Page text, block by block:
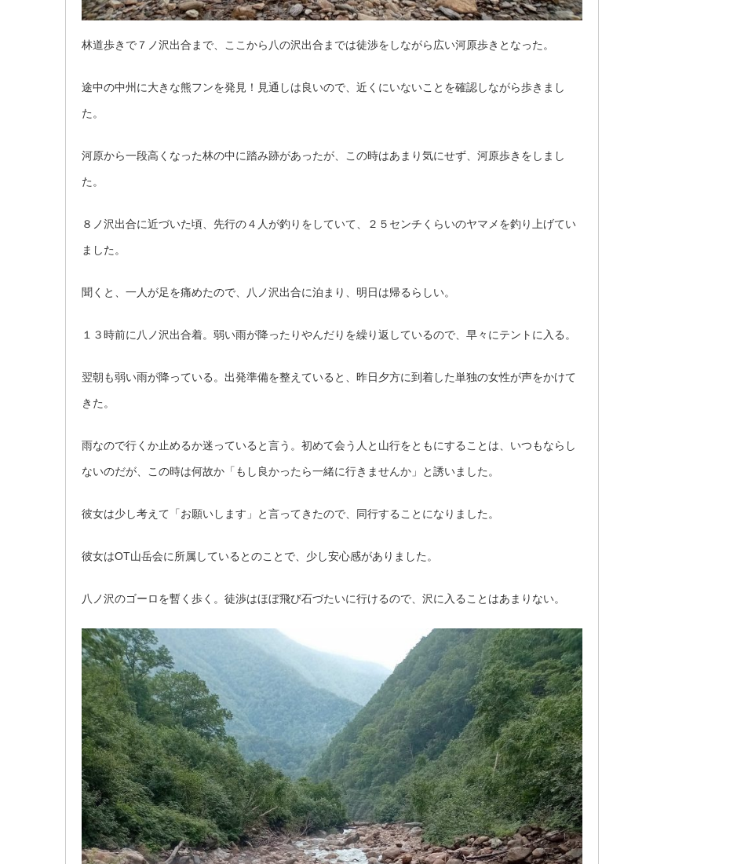
林道歩きで７ノ沢出合まで、ここから八の沢出合までは徒渉をしながら広い河原歩きとなった。
途中の中州に大きな熊フンを発見！見通しは良いので、近くにいないことを確認しながら歩きまし
た。
河原から一段高くなった林の中に踏み跡があったが、この時はあまり気にせず、河原歩きをしまし
た。
８ノ沢出合に近づいた頃、先行の４人が釣りをしていて、２５センチくらいのヤマメを釣り上げてい
ました。
聞くと、一人が足を痛めたので、八ノ沢出合に泊まり、明日は帰るらしい。
１３時前に八ノ沢出合着。弱い雨が降ったりやんだりを繰り返しているので、早々にテントに入る。
翌朝も弱い雨が降っている。出発準備を整えていると、昨日夕方に到着した単独の女性が声をかけて
きた。
雨なので行くか止めるか迷っていると言う。初めて会う人と山行をともにすることは、いつもならし
ないのだが、この時は何故か「もし良かったら一緒に行きませんか」と誘いました。
彼女は少し考えて「お願いします」と言ってきたので、同行することになりました。
彼女はOT山岳会に所属しているとのことで、少し安心感がありました。
八ノ沢のゴーロを暫く歩く。徒渉はほぼ飛び石づたいに行けるので、沢に入ることはあまりない。